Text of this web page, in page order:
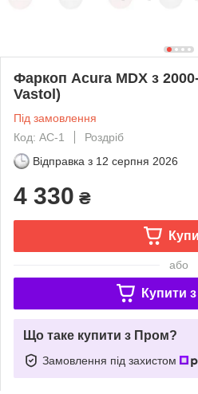
Фаркоп Acura MDX з
Vastol)
Під замовлення
Код: AC-1
Роздріб
Відправка з 12 серпня 2026
4 330 ₴
або
Купити з
Що таке купити з Пром?
Замовлення під захистом